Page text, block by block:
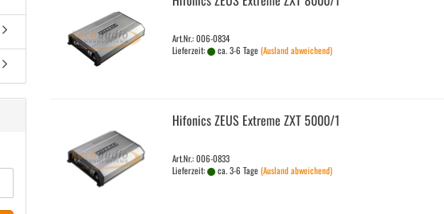
Art.Nr.: 006-0834
Lieferzeit:
ca. 3-6 Tage(Ausland abweichend)
Hi­fo­nics ZEUS Ex­tre­me ZXT 5000/1
Art.Nr.: 006-0833
Lieferzeit:
ca. 3-6 Tage(Ausland abweichend)